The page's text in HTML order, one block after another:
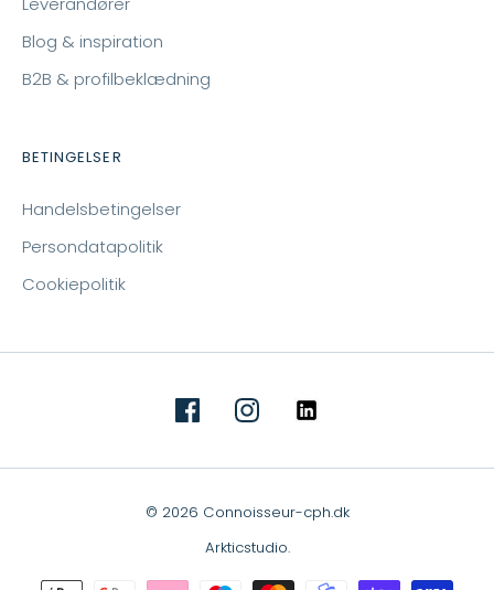
Blog & inspiration
B2B & profilbeklædning
BETINGELSER
Handelsbetingelser
Persondatapolitik
Cookiepolitik
© 2026 Connoisseur-cph.dk
Arkticstudio.